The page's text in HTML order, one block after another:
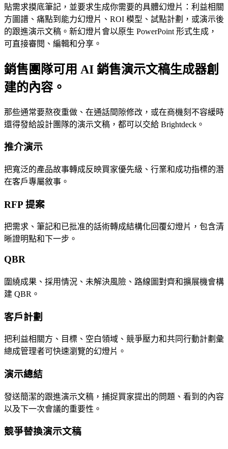
貼需求摸底筆記，並要求生成你需要的具體幻燈片：利益相關
方圖譜、痛點到能力幻燈片、ROI 模型、試點計劃，或演示後
的跟進演示文稿。新幻燈片會以原生 PowerPoint 形式生成，
可直接審閱、編輯和分享。
銷售團隊可用 AI 銷售演示文稿生成器創
建的內容。
那些通常要熬夜重做、在通話間隙修改，或在商機刻不容緩時
還得發給設計團隊的演示文稿，都可以交給 Brightdeck。
推介演示
把寬泛的產品故事轉成反映買家優先級、行業和成功指標的潛
在客戶專屬敘事。
RFP 提案
把需求、筆記和已批准的話術轉成結構化回覆幻燈片，包含清
晰證明點和下一步。
QBR
圍繞成果、採用情況、未解決風險、路線圖對齊和擴展機會構
建 QBR。
客戶計劃
把利益相關方、目標、空白領域、競爭壓力和共同行動計劃彙
總成管理者可快速瀏覽的幻燈片。
演示總結
發送簡潔的跟進演示文稿，捕捉買家提出的問題、看到的內容
以及下一次會議的重要性。
競爭替換演示文稿